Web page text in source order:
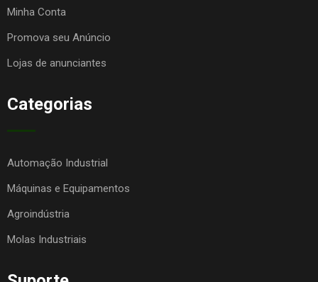
Minha Conta
Promova seu Anúncio
Lojas de anunciantes
Categorias
Automação Industrial
Máquinas e Equipamentos
Agroindústria
Molas Industriais